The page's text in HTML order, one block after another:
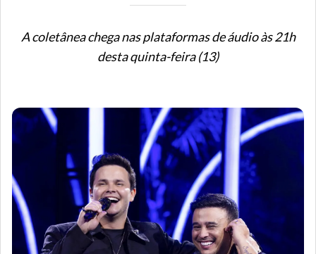
A coletânea chega nas plataformas de áudio às 21h
desta quinta-feira (13)